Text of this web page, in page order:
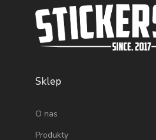
Sklep
O nas
Produkty